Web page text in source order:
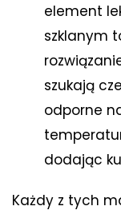
element
szklanym
szukają
odporne
dodając
Każdy z tych